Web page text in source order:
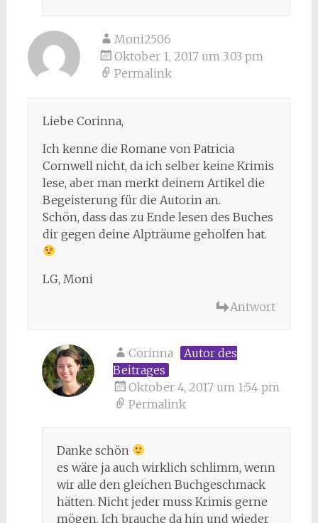
Moni2506
Oktober 1, 2017 um 3:03 pm
Permalink
Liebe Corinna,
Ich kenne die Romane von Patricia
Cornwell nicht, da ich selber keine Krimis
lese, aber man merkt deinem Artikel die
Begeisterung für die Autorin an.
Schön, dass das zu Ende lesen des Buches
dir gegen deine Alpträume geholfen hat.
LG, Moni
Antwort
Corinna
Autor des
Beitrages
Oktober 4, 2017 um 1:54 pm
Permalink
Danke schön
es wäre ja auch wirklich schlimm, wenn
wir alle den gleichen Buchgeschmack
hätten. Nicht jeder muss Krimis gerne
mögen. Ich brauche da hin und wieder